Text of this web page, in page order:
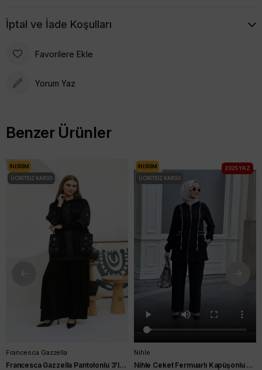
İptal ve İade Koşulları
Favorilere Ekle
Yorum Yaz
Benzer Ürünler
Francesca Gazzella
Francesca Gazzella Pantolonlu 3'lü Takım Siyah
İNDIRIM
ÜCRETSIZ KARGO
Nihle
Nihle Ceket Fermuarlı Kapüşonlu Pantolonlu Spor Bayan Takım Siyah
İNDIRIM
ÜCRETSIZ KARGO
2025 YAZ